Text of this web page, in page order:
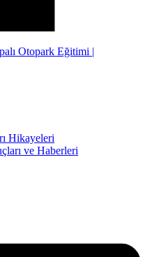
Hikayeleri
ve Haberleri